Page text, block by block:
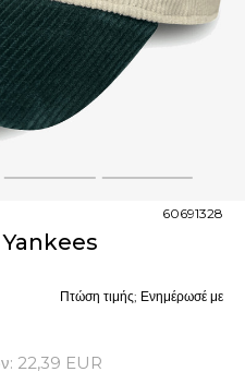
3 4
60691328
22,39 EUR
Πτώση τιμής; Ενημέρωσέ με